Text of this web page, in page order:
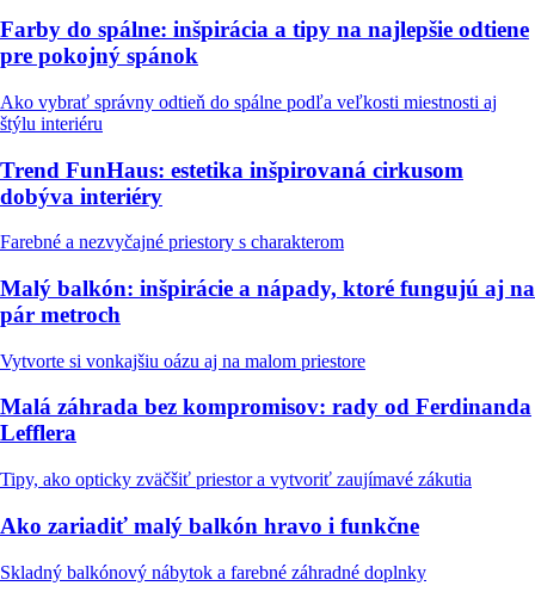
Farby do spálne: inšpirácia a tipy na najlepšie odtiene
pre pokojný spánok
Ako vybrať správny odtieň do spálne podľa veľkosti miestnosti aj
štýlu interiéru
Trend FunHaus: estetika inšpirovaná cirkusom
dobýva interiéry
Farebné a nezvyčajné priestory s charakterom
Malý balkón: inšpirácie a nápady, ktoré fungujú aj na
pár metroch
Vytvorte si vonkajšiu oázu aj na malom priestore
Malá záhrada bez kompromisov: rady od Ferdinanda
Lefflera
Tipy, ako opticky zväčšiť priestor a vytvoriť zaujímavé zákutia
Ako zariadiť malý balkón hravo i funkčne
Skladný balkónový nábytok a farebné záhradné doplnky